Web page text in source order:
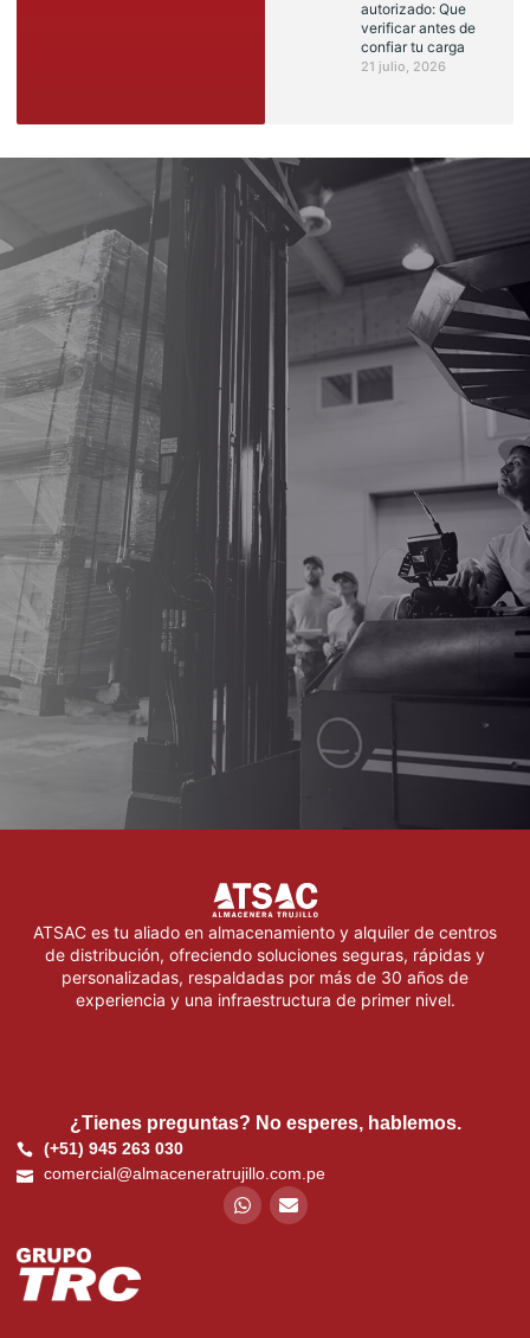
autorizado: Que
verificar antes de
confiar tu carga
21 julio, 2026
ATSAC es tu aliado en almacenamiento y alquiler de centros
de distribución, ofreciendo soluciones seguras, rápidas y
personalizadas, respaldadas por más de 30 años de
experiencia y una infraestructura de primer nivel.
¿Tienes preguntas? No esperes, hablemos.
(+51) 945 263 030
comercial@almaceneratrujillo.com.pe